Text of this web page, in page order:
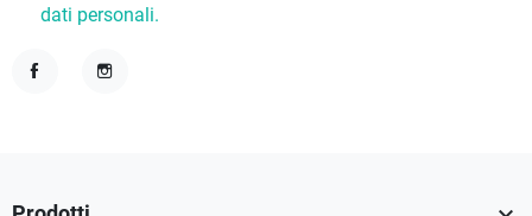
dati personali.